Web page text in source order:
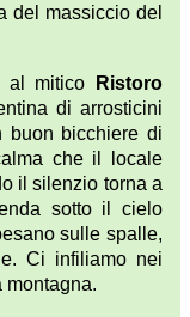
del massiccio del
al mitico
Ristoro
di arrosticini
buon bicchiere di
che il locale
il silenzio torna a
sotto il cielo
sulle spalle,
Ci infiliamo nei